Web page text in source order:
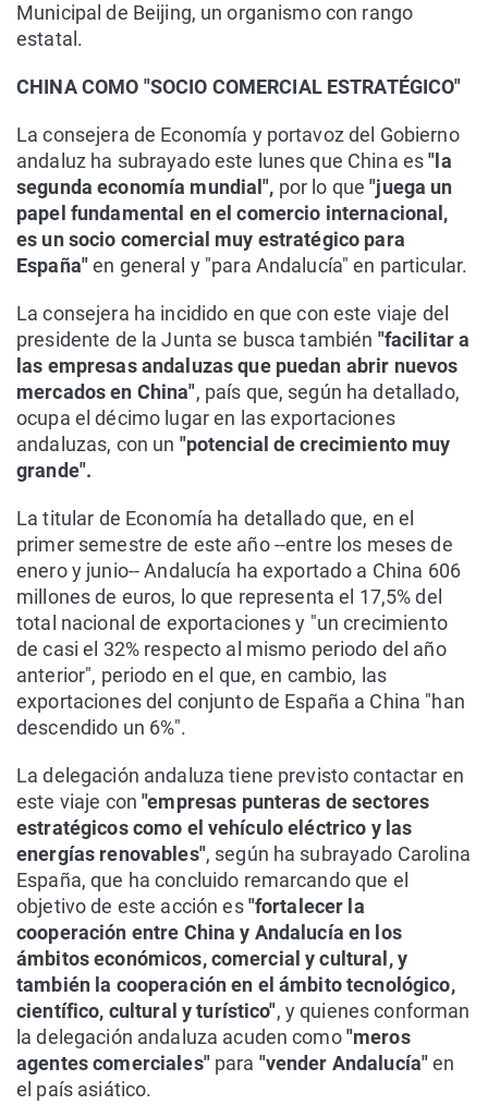
Municipal de Beijing, un organismo con rango
estatal.
CHINA COMO "SOCIO COMERCIAL ESTRATÉGICO"
La consejera de Economía y portavoz del Gobierno
andaluz ha subrayado este lunes que China es"la
segunda economía mundial", por lo que "juega un
papel fundamental en el comercio internacional,
es un socio comercial muy estratégico para
España"en general y "para Andalucía" en particular.
La consejera ha incidido en que con este viaje del
presidente de la Junta se busca también "facilitar a
las empresas andaluzas que puedan abrir nuevos
mercados en China", país que, según ha detallado,
ocupa el décimo lugar en las exportaciones
andaluzas, con un "potencial de crecimiento muy
grande".
La titular de Economía ha detallado que, en el
primer semestre de este año --entre los meses de
enero y junio-- Andalucía ha exportado a China 606
millones de euros, lo que representa el 17,5% del
total nacional de exportaciones y "un crecimiento
de casi el 32% respecto al mismo periodo del año
anterior", periodo en el que, en cambio, las
exportaciones del conjunto de España a China "han
descendido un 6%".
La delegación andaluza tiene previsto contactar en
este viaje con"empresas punteras de sectores
estratégicos como el vehículo eléctrico y las
energías renovables", según ha subrayado Carolina
España, que ha concluido remarcando que el
objetivo de este acción es"fortalecer la
cooperación entre China y Andalucía en los
ámbitos económicos, comercial y cultural, y
también la cooperación en el ámbito tecnológico,
científico, cultural y turístico", y quienes conforman
la delegación andaluza acuden como"meros
agentes comerciales"para "vender Andalucía"en
el país asiático.